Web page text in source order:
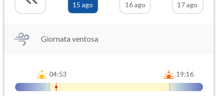
15 ago
16 ago
17 ago
Giornata ventosa
04:53 19:16